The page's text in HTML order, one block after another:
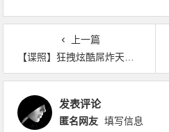
上一篇
【谍照】狂拽炫酷屌炸天的高科技音响迷你球台！！！
发表评论
匿名网友 填写信息